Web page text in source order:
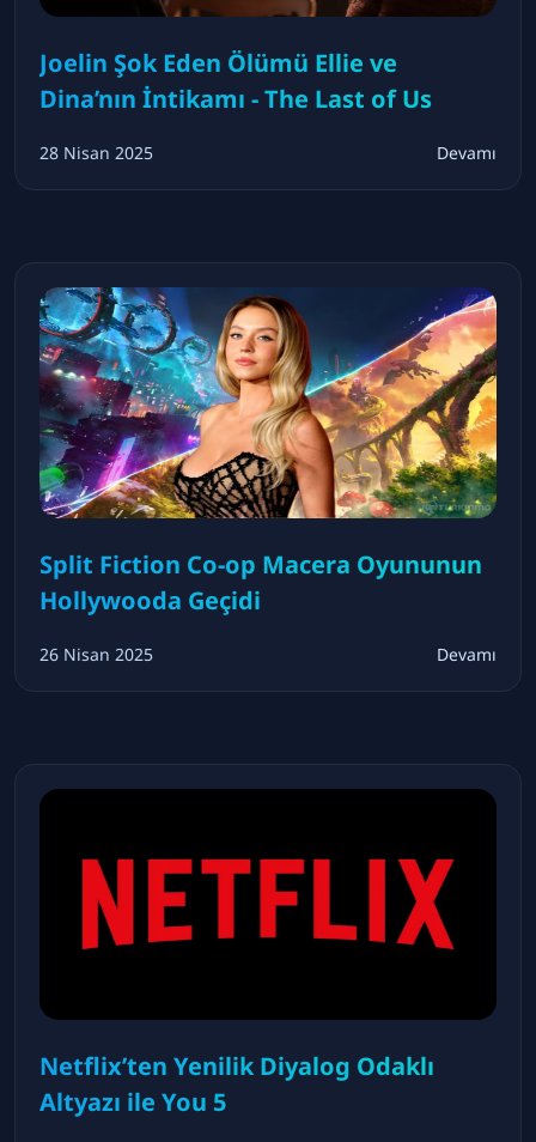
Joelin Şok Eden Ölümü Ellie ve
Dina’nın İntikamı - The Last of Us
28 Nisan 2025 Devamı
Split Fiction Co-op Macera Oyununun
Hollywooda Geçidi
26 Nisan 2025 Devamı
Netflix’ten Yenilik Diyalog Odaklı
Altyazı ile You 5